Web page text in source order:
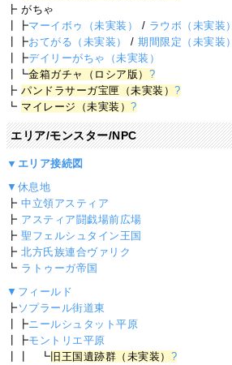
┣ がちゃ
┃┣マーイボゥ（未実装） / ラウボ（未実装）
┃┣おてがる（未実装） /期間限定（未実装）
┃┣デイリーがちゃ（未実装）
┃┗金箱ガチャ（ロシア版） ?
┣パンドラサーガ宝匣（未実装）?
┗ マイレージ（未実装）?
エリア/モンスター/NPC
▼エリア接続図
▼休息地
┣中立領アスティア
┣ アスティア闘戯場前広場
┣聖フェルシュタイン王国
┣北方氏族連合ヴァリク
┗ ラトゥーガ帝国
▼フィールド
┣ ソプラール街道東
┃┣ニールシュタット平原
┃┣モントリエ平原
┃┃ ┗ 旧王国遺跡群（未実装） ?